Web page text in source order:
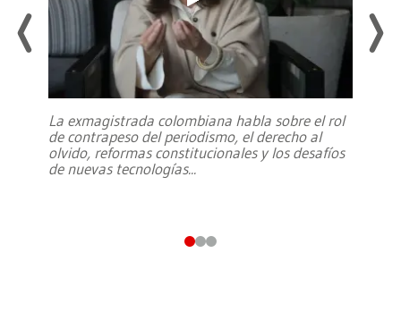
La exmagistrada colombiana habla sobre el rol
de contrapeso del periodismo, el derecho al
olvido, reformas constitucionales y los desafíos
de nuevas tecnologías...